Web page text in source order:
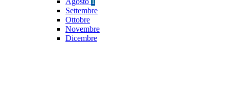
Settembre
Ottobre
Novembre
Dicembre